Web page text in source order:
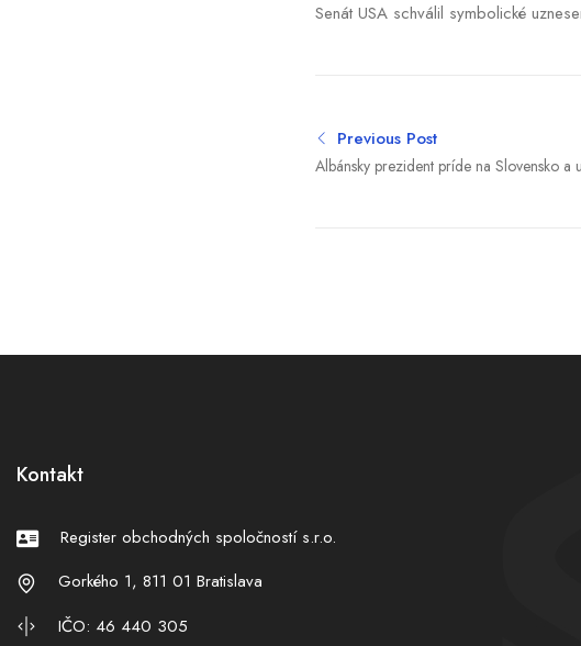
Senát USA schválil symbolické
Previous Post
Albánsky prezident príde na Slovensko a
Kontakt
Register obchodných spoločností s.r.o.
Gorkého 1, 811 01 Bratislava
IČO: 46 440 305